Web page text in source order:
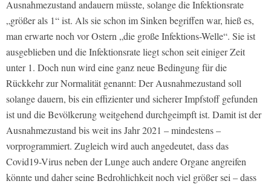
Ausnahmezustand andauern müsste, solange die Infektionsrate
„größer als 1“ ist. Als sie schon im Sinken begriffen war, hieß es,
man erwarte noch vor Ostern „die große Infektions-Welle“. Sie ist
ausgeblieben und die Infektionsrate liegt schon seit einiger Zeit
unter 1. Doch nun wird eine ganz neue Bedingung für die
Rückkehr zur Normalität genannt: Der Ausnahmezustand soll
solange dauern, bis ein effizienter und sicherer Impfstoff gefunden
ist und die Bevölkerung weitgehend durchgeimpft ist. Damit ist der
Ausnahmezustand bis weit ins Jahr 2021 – mindestens –
vorprogrammiert. Zugleich wird auch angedeutet, dass das
Covid19-Virus neben der Lunge auch andere Organe angreifen
könnte und daher seine Bedrohlichkeit noch viel größer sei – dass